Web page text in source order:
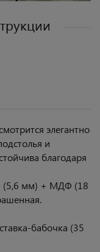
элегантно
и
благодаря
(5,6 мм) + МДФ (18
бабочка (35